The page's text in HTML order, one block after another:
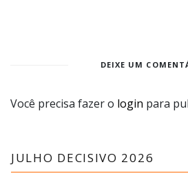
DEIXE UM
Você precisa fazer o login para
JULHO DECISIVO 2026